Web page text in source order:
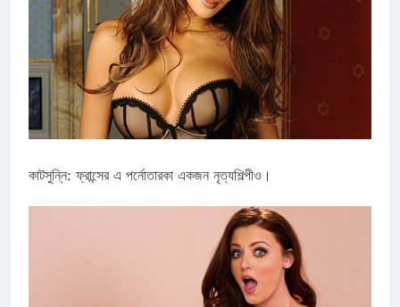
কাটসুন্নি: ফ্রান্সের এ পর্নোতারকা একজন নৃত্যশিল্পীও।